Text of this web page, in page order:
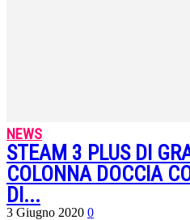
NEWS
STEAM 3 PLUS DI
COLONNA DOCCIA
DI...
3 Giugno 2020 0